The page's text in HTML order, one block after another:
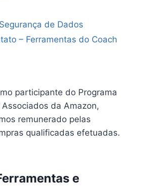
de Dados
– Ferramentas do Coach
participante do Programa
Associados da Amazon,
remunerado pelas
qualificadas efetuadas.
e